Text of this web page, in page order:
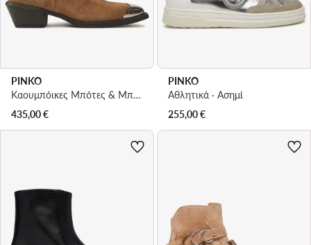
PINKO
Καουμπόικες Μπότες & Μποτάκια · Καφέ
435,00€
PINKO
Αθλητικά · Ασημί
255,00€